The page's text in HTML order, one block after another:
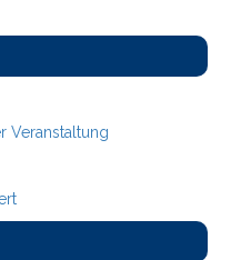
Veranstaltung